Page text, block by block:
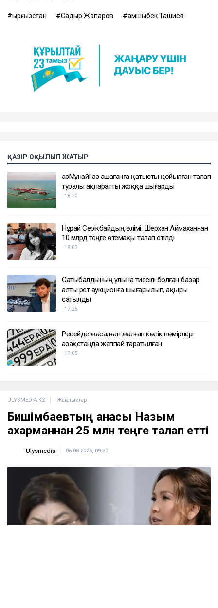
Қырғызстан Садыр Жапаров Қамшыбек Ташиев
ҚАЗІР ОҚЫЛЫП ЖАТЫР
ҚазМұнайГаз Қашағанға қатысты қойылған талап
туралы ақпаратты жоққа шығарды
18:20
Нұрай Серікбайдың өлімі: Шерхан Аймаханнан
10 млрд теңге өтемақы талап етілді
18:03
Сатыбалдының ұлына тиесілі болған базар
алты рет аукционға шығарылып, ақыры
сатылды
17:25
Ресейде жасалған жалған көлік нөмірлері
Қазақстанда жаппай таратылған
17:05
ULYSMEDIA.KZ Жаңалықтар
Бишімбаевтың анасы Назым
Қахарманнан 25 млн теңге талап етті
Ulysmedia 06.08.2026, 09:30